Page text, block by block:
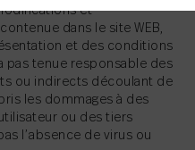
et
dans le site WEB,
et des conditions
pas tenue responsable des
ou indirects découlant de
les dommages à des
ou des tiers
l’absence de virus ou